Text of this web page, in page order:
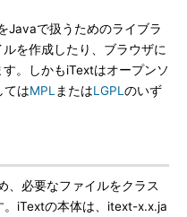
Javaで扱うためのライブラ
を作成したり、ブラウザに
。しかもiTextはオープンソ
てはMPL またはLGPL のいず
必要なファイルをクラス
。iTextの本体は、itext-x.x.ja